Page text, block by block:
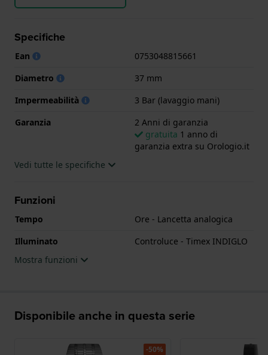
Specifiche
Ean
0753048815661
Diametro
37 mm
Impermeabilità
3 Bar (lavaggio mani)
Garanzia
2 Anni di garanzia
gratuita 1 anno di
garanzia extra su Orologio.it
Vedi tutte le specifiche
Funzioni
Tempo
Ore - Lancetta analogica
Illuminato
Controluce - Timex INDIGLO
Mostra funzioni
Disponibile anche in questa serie
-50%